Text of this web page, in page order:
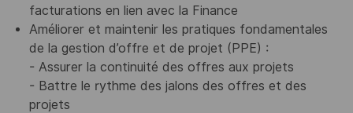
facturations en lien avec la Finance
Améliorer et maintenir les pratiques fondamentales
de la gestion d’offre et de projet (PPE) :
- Assurer la continuité des offres aux projets
- Battre le rythme des jalons des offres et des
projets